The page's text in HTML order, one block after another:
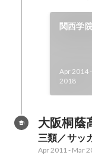
関西学
Apr 2014 -
2018
大阪桐蔭
三類／サッ
Apr 2011- Mar